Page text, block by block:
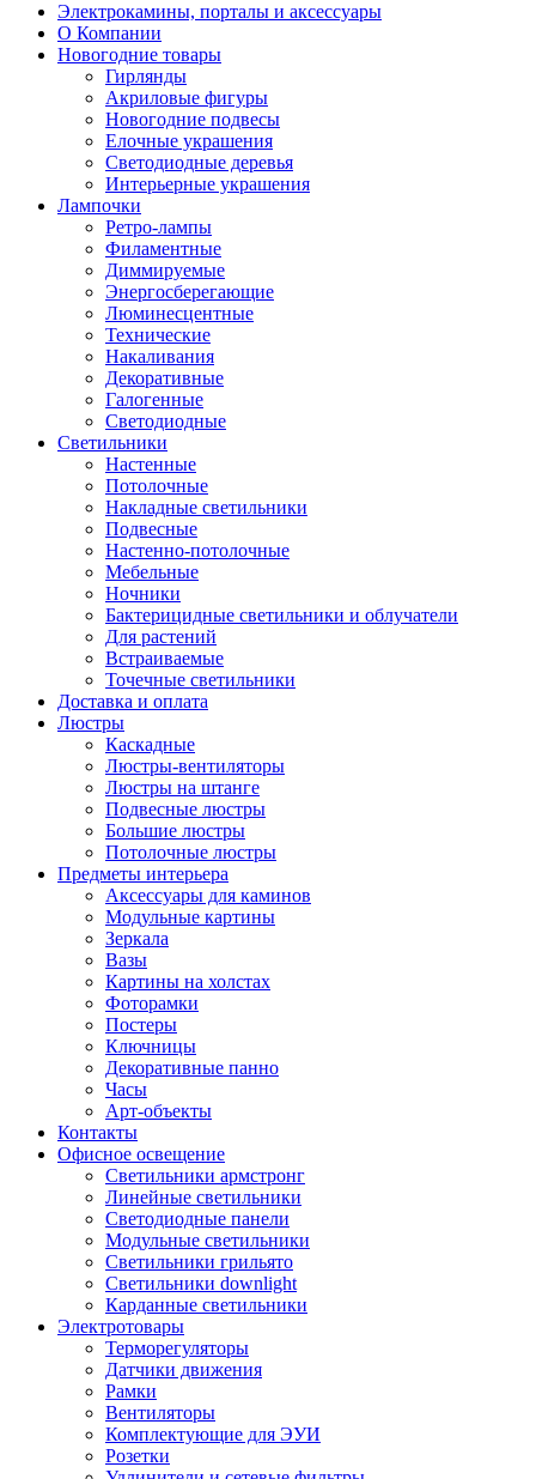
Электрокамины, порталы и аксессуары
О Компании
Новогодние товары
Гирлянды
Акриловые фигуры
Новогодние подвесы
Елочные украшения
Светодиодные деревья
Интерьерные украшения
Лампочки
Ретро-лампы
Филаментные
Диммируемые
Энергосберегающие
Люминесцентные
Технические
Накаливания
Декоративные
Галогенные
Светодиодные
Светильники
Настенные
Потолочные
Накладные светильники
Подвесные
Настенно-потолочные
Мебельные
Ночники
Бактерицидные светильники и облучатели
Для растений
Встраиваемые
Точечные светильники
Доставка и оплата
Люстры
Каскадные
Люстры-вентиляторы
Люстры на штанге
Подвесные люстры
Большие люстры
Потолочные люстры
Предметы интерьера
Аксессуары для каминов
Модульные картины
Зеркала
Вазы
Картины на холстах
Фоторамки
Постеры
Ключницы
Декоративные панно
Часы
Арт-объекты
Контакты
Офисное освещение
Светильники армстронг
Линейные светильники
Светодиодные панели
Модульные светильники
Светильники грильято
Светильники downlight
Карданные светильники
Электротовары
Терморегуляторы
Датчики движения
Рамки
Вентиляторы
Комплектующие для ЭУИ
Розетки